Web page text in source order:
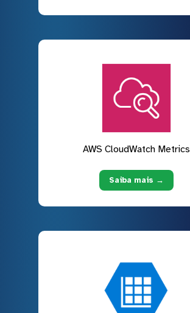
AWS CloudWatch Metrics
Saiba mais →